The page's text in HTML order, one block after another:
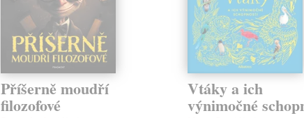
Příšerně moudří
filozofové
Vtáky a ich
výnimočné